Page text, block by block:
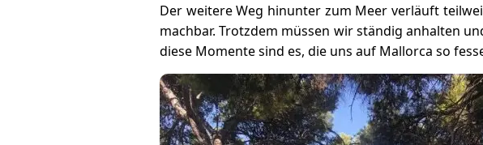
Der weitere Weg hinunter zum Meer verläuft
machbar. Trotzdem müssen wir ständig anhalten
diese Momente sind es, die uns auf Mallorca so